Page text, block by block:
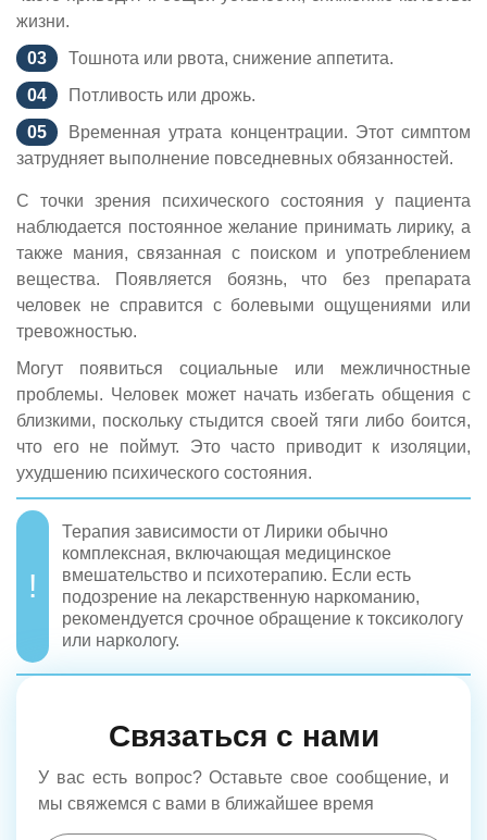
жизни.
Тошнота или рвота, снижение аппетита.
Потливость или дрожь.
Временная утрата концентрации. Этот симптом
затрудняет выполнение повседневных обязанностей.
С точки зрения психического состояния у пациента
наблюдается постоянное желание принимать лирику, а
также мания, связанная с поиском и употреблением
вещества. Появляется боязнь, что без препарата
человек не справится с болевыми ощущениями или
тревожностью.
Могут появиться социальные или межличностные
проблемы. Человек может начать избегать общения с
близкими, поскольку стыдится своей тяги либо боится,
что его не поймут. Это часто приводит к изоляции,
ухудшению психического состояния.
Терапия зависимости от Лирики обычно
комплексная, включающая медицинское
вмешательство и психотерапию. Если есть
подозрение на лекарственную наркоманию,
рекомендуется срочное обращение к токсикологу
или наркологу.
Связаться с нами
У вас есть вопрос? Оставьте свое сообщение, и
мы свяжемся с вами в ближайшее время